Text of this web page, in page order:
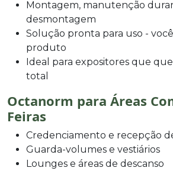
Montagem, manutenção
desmontagem
Solução pronta para uso -
produto
Ideal para expositores que
total
Octanorm para Áreas
Feiras
Credenciamento e recepção
Guarda-volumes e vestiários
Lounges e áreas de descanso